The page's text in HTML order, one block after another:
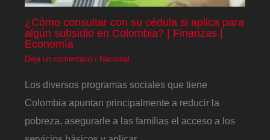
¿Cómo consultar con su cédula si aplica para
algún subsidio en Colombia? | Finanzas |
Economía
Deja un comentario / Nacional
Los diversos programas sociales que tiene
Colombia apuntan principalmente a reducir la
pobreza, asegurarle a las familias el acceso a los